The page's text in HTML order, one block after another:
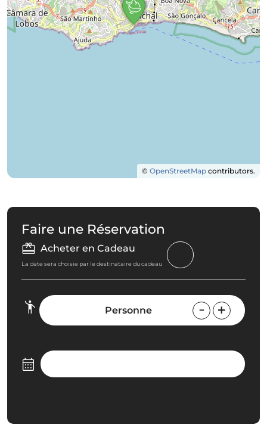
© OpenStreetMap contributors.
Faire une Réservation
Acheter en Cadeau
La date sera choisie par le destinataire du cadeau
Personne